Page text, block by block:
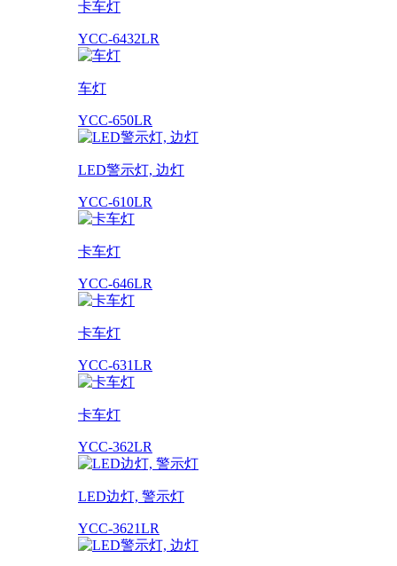
卡车灯
YCC-6432LR
车灯
YCC-650LR
LED警示灯, 边灯
YCC-610LR
卡车灯
YCC-646LR
卡车灯
YCC-631LR
卡车灯
YCC-362LR
LED边灯, 警示灯
YCC-3621LR